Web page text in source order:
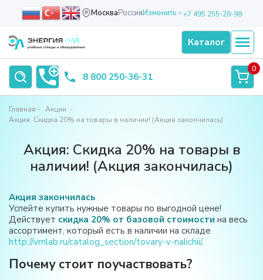
МоскваРоссияИзменить +7 495 255-28-98
Каталог
8 800 250-36-31
0
Главная
Акции
Акция: Скидка 20% на товары в наличии! (Акция закончилась)
Акция: Скидка 20% на товары в
наличии! (Акция закончилась)
Акция закончилась
Успейте купить нужные товары по выгодной цене!
Действует скидка 20% от базовой стоимости на весь
ассортимент, который есть в наличии на складе
http://vrnlab.ru/catalog_section/tovary-v-nalichii/.
Почему стоит поучаствовать?